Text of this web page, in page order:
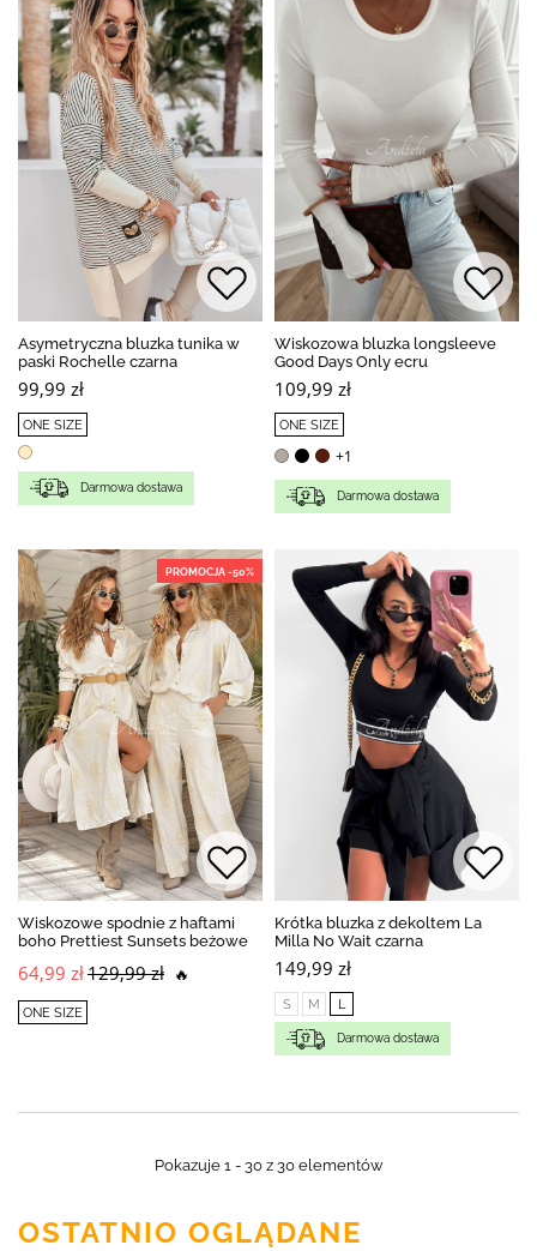
Asymetryczna bluzka tunika w
paski Rochelle czarna
99,99 zł
ONE SIZE
Darmowa dostawa
Wiskozowa bluzka longsleeve
Good Days Only ecru
109,99 zł
ONE SIZE
+1
Darmowa dostawa
PROMOCJA -50%
Wiskozowe spodnie z haftami
boho Prettiest Sunsets beżowe
64,99 zł129,99 zł 🔥
ONE SIZE
Krótka bluzka z dekoltem La
Milla No Wait czarna
149,99 zł
S M L
Darmowa dostawa
Pokazuje 1 - 30 z 30 elementów
OSTATNIO OGLĄDANE